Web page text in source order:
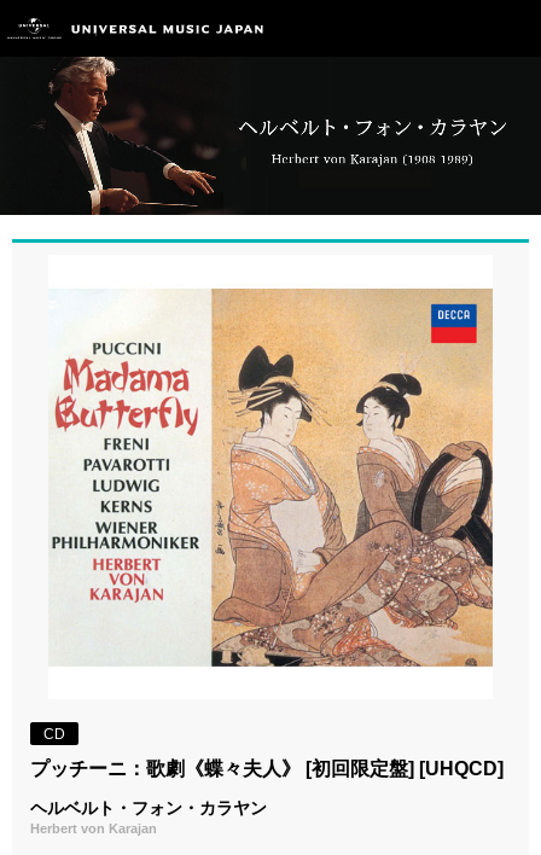
CD
プッチーニ：歌劇《蝶々夫人》 [初回限定盤] [UHQCD]
ヘルベルト・フォン・カラヤン
Herbert von Karajan